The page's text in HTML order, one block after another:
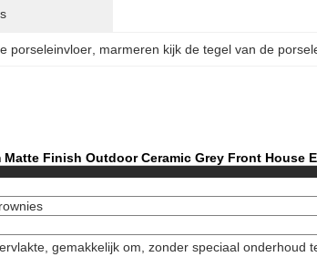
porseleinvloer marmeren kijk de tegel van de
Finish Outdoor Ceramic Grey Front House
gemakkelijk om, zonder speciaal onderhoud